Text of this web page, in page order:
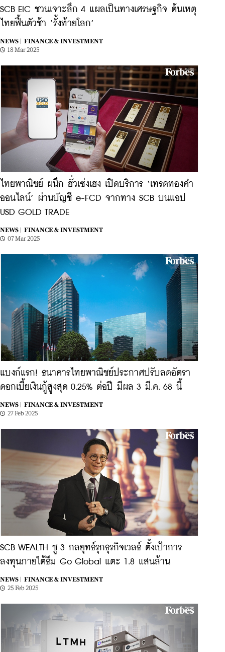
SCB EIC ชวนเจาะลึก 4 แผลเป็นทางเศรษฐกิจ ต้นเหตุ
ไทยฟื้นตัวช้า ‘รั้งท้ายโลก’
NEWS |
FINANCE & INVESTMENT
18 Mar 2025
ไทยพาณิชย์ ผนึก ฮั่วเซ่งเฮง เปิดบริการ ‘เทรดทองคำ
ออนไลน์’ ผ่านบัญชี e-FCD จากทาง SCB บนแอป
USD GOLD TRADE
NEWS |
FINANCE & INVESTMENT
07 Mar 2025
แบงก์แรก! ธนาคารไทยพาณิชย์ประกาศปรับลดอัตรา
ดอกเบี้ยเงินกู้สูงสุด 0.25% ต่อปี มีผล 3 มี.ค. 68 นี้
NEWS |
FINANCE & INVESTMENT
27 Feb 2025
SCB WEALTH ชู 3 กลยุทธ์รุกธุรกิจเวลธ์ ตั้งเป้าการ
ลงทุนภายใต้ธีม Go Global แตะ 1.8 แสนล้าน
NEWS |
FINANCE & INVESTMENT
25 Feb 2025